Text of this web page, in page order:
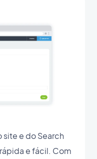
e do Search
e fácil. Com